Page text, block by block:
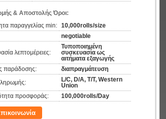
& Αποστολής Όροι:
παραγγελίας min: 10,000rolls/size
negotiable
λεπτομέρειες:
Τυποποιημένη
συσκευασία ως
αιτήματα εξαγωγής
παράδοσης:
διαπραγμάτευση
L/C, D/A, T/T, Western
Union
προσφοράς:
100,000rolls/Day